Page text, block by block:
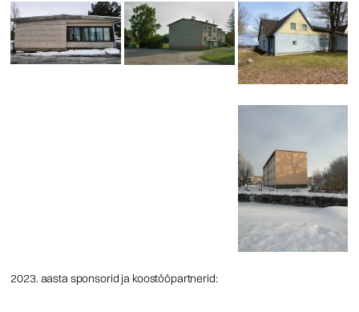
2023.aasta sponsorid ja koostööpartnerid: